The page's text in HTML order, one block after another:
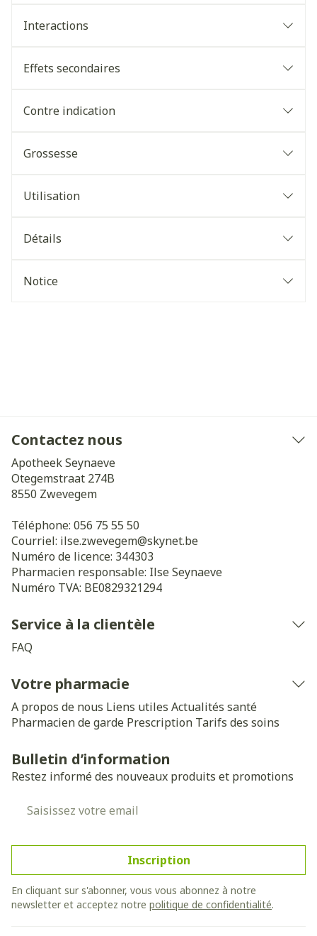
Interactions
Effets secondaires
Contre indication
Grossesse
Utilisation
Détails
Notice
Contactez nous
Apotheek Seynaeve
Otegemstraat 274B
8550 Zwevegem
Téléphone: 056 75 55 50
Courriel: ilse.zwevegem@skynet.be
Numéro de licence: 344303
Pharmacien responsable: Ilse Seynaeve
Numéro TVA: BE0829321294
Service à la clientèle
FAQ
Votre pharmacie
A propos de nous Liens utiles Actualités santé
Pharmacien de garde Prescription Tarifs des soins
Bulletin d’information
Restez informé des nouveaux produits et promotions
Inscription
En cliquant sur s'abonner, vous vous abonnez à notre
newsletter et acceptez notre politique de confidentialité.